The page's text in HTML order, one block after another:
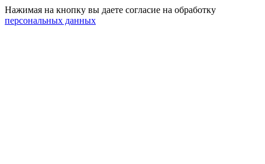
Нажимая на кнопку вы даете согласие на обработку
персональных данных